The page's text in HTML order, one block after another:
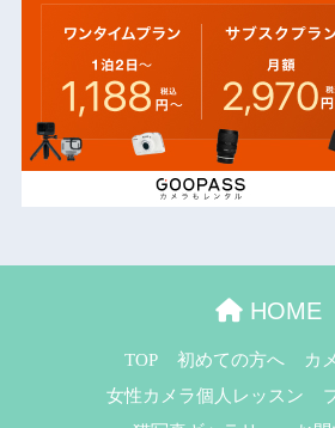
HOME
TOP 初めての方へ
カ
女性カメラ個人レッスン